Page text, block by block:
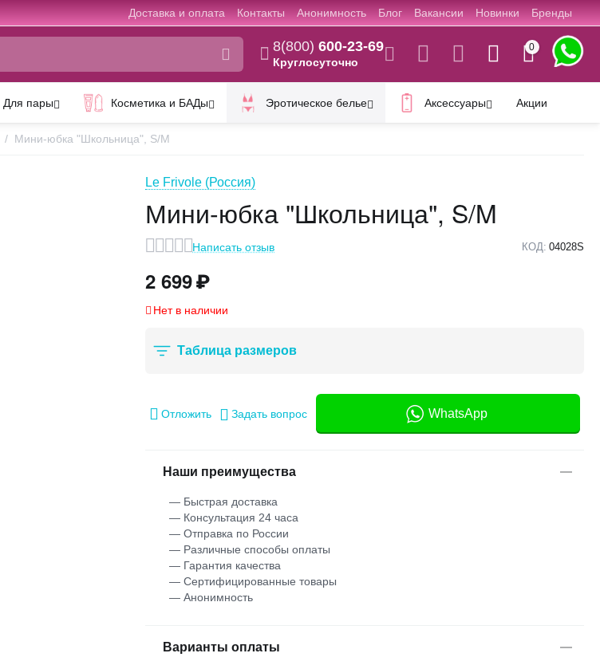
Доставка и оплата Контакты Анонимность Блог Вакансии Новинки Бренды
8(800) 600-23-69
Круглосуточно
0
Для пары Косметика и БАДы Эротическое белье Аксессуары Акции
/ Мини-юбка "Школьница", S/M
Le Frivole (Россия)
Мини-юбка "Школьница", S/M
Написать отзыв КОД: 04028S
2 699₽
Нет в наличии
Таблица размеров
Отложить Задать вопрос WhatsApp
Наши преимущества
— Быстрая доставка
— Консультация 24 часа
— Отправка по России
— Различные способы оплаты
— Гарантия качества
— Сертифицированные товары
— Анонимность
Варианты оплаты